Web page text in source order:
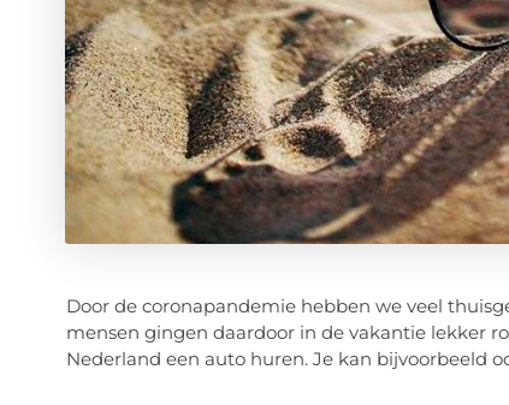
Door de coronapandemie hebben we veel
mensen gingen daardoor in de vakantie lekker
Nederland een auto huren. Je kan bijvoorbeeld